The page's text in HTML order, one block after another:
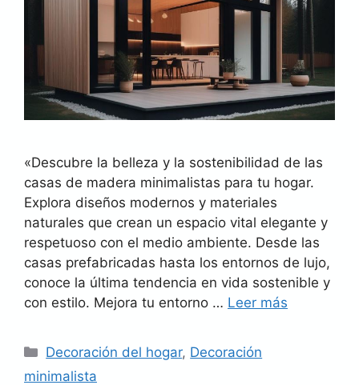
«Descubre la belleza y la sostenibilidad de las
casas de madera minimalistas para tu hogar.
Explora diseños modernos y materiales
naturales que crean un espacio vital elegante y
respetuoso con el medio ambiente. Desde las
casas prefabricadas hasta los entornos de lujo,
conoce la última tendencia en vida sostenible y
con estilo. Mejora tu entorno … Leer más
Categorías
Decoración del hogar, Decoración
minimalista